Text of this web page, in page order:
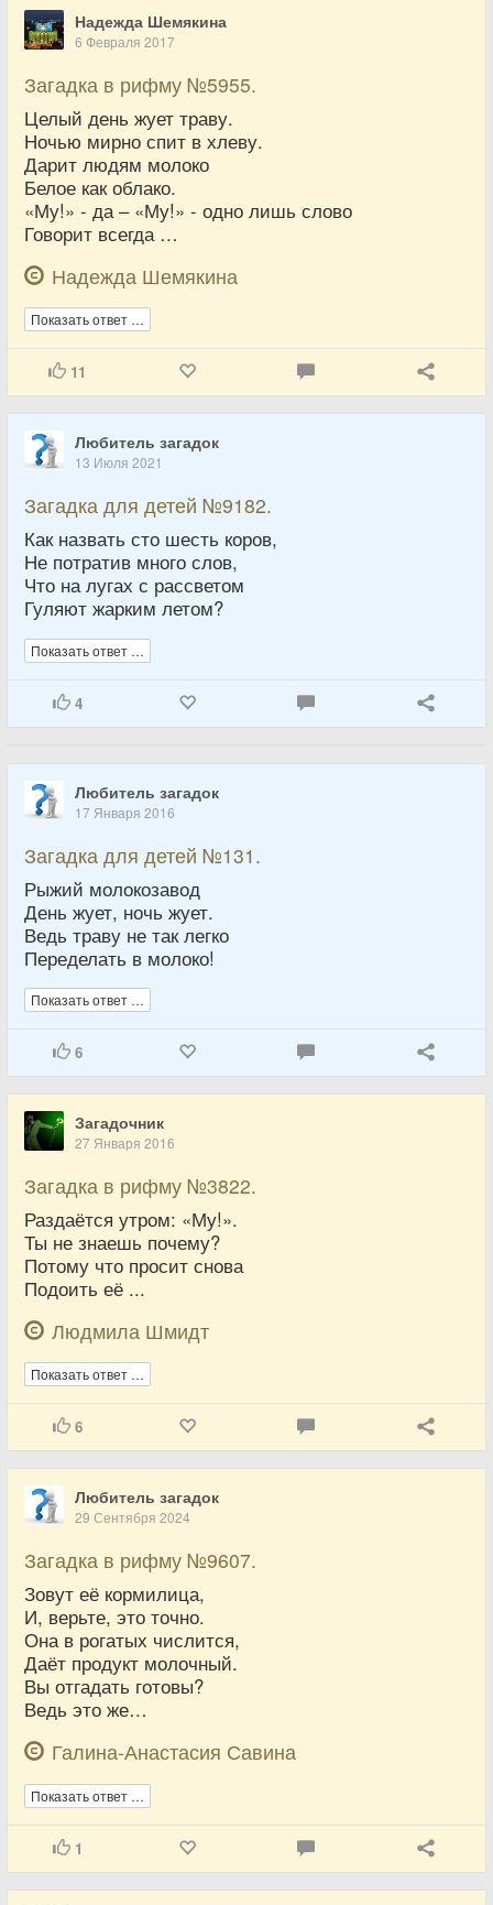
Надежда Шемякина
6 Февраля 2017
Загадка в рифму №5955.
Целый день жует траву.
Ночью мирно спит в хлеву.
Дарит людям молоко
Белое как облако.
«Му!» - да – «Му!» - одно лишь слово
Говорит всегда …
Надежда Шемякина
Показать ответ …
11
Любитель загадок
13 Июля 2021
Загадка для детей №9182.
Как назвать сто шесть коров,
Не потратив много слов,
Что на лугах с рассветом
Гуляют жарким летом?
Показать ответ …
4
Любитель загадок
17 Января 2016
Загадка для детей №131.
Рыжий молокозавод
День жует, ночь жует.
Ведь траву не так легко
Переделать в молоко!
Показать ответ …
6
Загадочник
27 Января 2016
Загадка в рифму №3822.
Раздаётся утром: «Му!».
Ты не знаешь почему?
Потому что просит снова
Подоить её ...
Людмила Шмидт
Показать ответ …
6
Любитель загадок
29 Сентября 2024
Загадка в рифму №9607.
Зовут её кормилица,
И, верьте, это точно.
Она в рогатых числится,
Даёт продукт молочный.
Вы отгадать готовы?
Ведь это же…
Галина-Анастасия Савина
Показать ответ …
1